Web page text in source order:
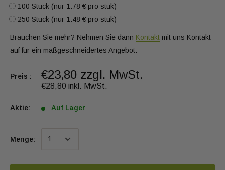
100 Stück (nur 1.78 € pro stuk)
250 Stück (nur 1.48 € pro stuk)
Brauchen Sie mehr? Nehmen Sie dann Kontakt mit uns Kontakt
auf für ein maßgeschneidertes Angebot.
Preis : €23,80 zzgl. MwSt.
€28,80 inkl. MwSt.
Aktie: Auf Lager
Menge: